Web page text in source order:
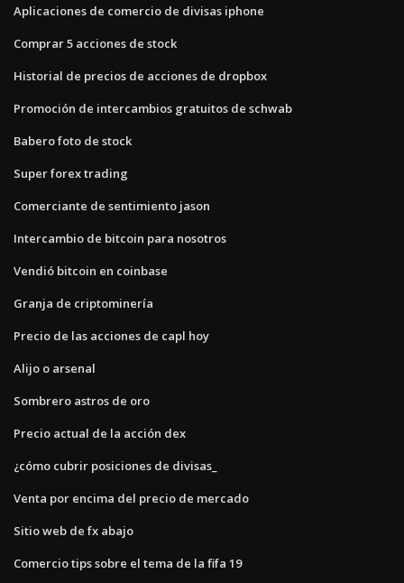
Aplicaciones de comercio de divisas iphone
Comprar 5 acciones de stock
Historial de precios de acciones de dropbox
Promoción de intercambios gratuitos de schwab
Babero foto de stock
Super forex trading
Comerciante de sentimiento jason
Intercambio de bitcoin para nosotros
Vendió bitcoin en coinbase
Granja de criptominería
Precio de las acciones de capl hoy
Alijo o arsenal
Sombrero astros de oro
Precio actual de la acción dex
¿cómo cubrir posiciones de divisas_
Venta por encima del precio de mercado
Sitio web de fx abajo
Comercio tips sobre el tema de la fifa 19